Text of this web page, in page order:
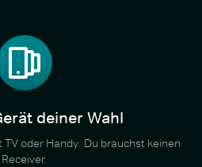
deiner Wahl
oder Handy. Du brauchst keinen
Receiver.